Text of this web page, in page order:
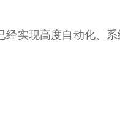
实现高度自动化、